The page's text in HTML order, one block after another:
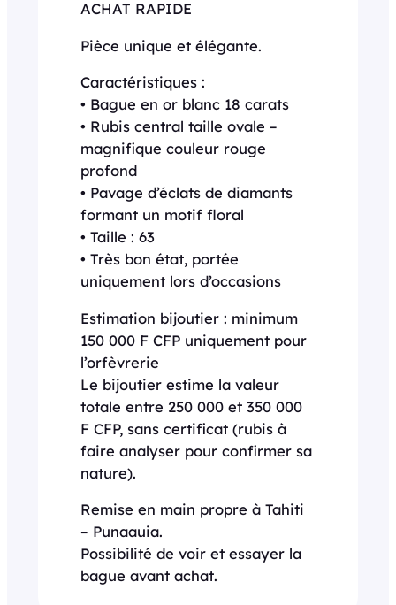
ACHAT RAPIDE
Pièce unique et élégante.
Caractéristiques :
• Bague en or blanc 18 carats
• Rubis central taille ovale –
magnifique couleur rouge
profond
• Pavage d’éclats de diamants
formant un motif floral
• Taille : 63
• Très bon état, portée
uniquement lors d’occasions
Estimation bijoutier : minimum
150 000 F CFP uniquement pour
l’orfèvrerie
Le bijoutier estime la valeur
totale entre 250 000 et 350 000
F CFP, sans certificat (rubis à
faire analyser pour confirmer sa
nature).
Remise en main propre à Tahiti
– Punaauia.
Possibilité de voir et essayer la
bague avant achat.